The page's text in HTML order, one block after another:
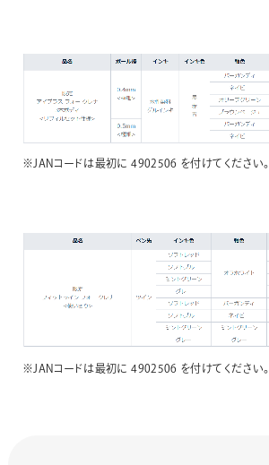
※JANコードは最初に 4902506 を付けてください。
※JANコードは最初に 4902506 を付けてください。